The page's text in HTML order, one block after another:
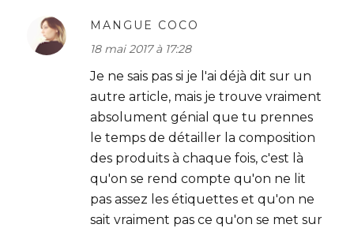
MANGUE COCO
18 mai 2017 à 17:28
Je ne sais pas si je l'ai déjà dit sur un
autre article, mais je trouve vraiment
absolument génial que tu prennes
le temps de détailler la composition
des produits à chaque fois, c'est là
qu'on se rend compte qu'on ne lit
pas assez les étiquettes et qu'on ne
sait vraiment pas ce qu'on se met sur